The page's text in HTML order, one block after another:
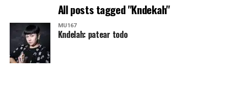
All posts tagged "Kndekah"
MU167
Kndelah: patear todo